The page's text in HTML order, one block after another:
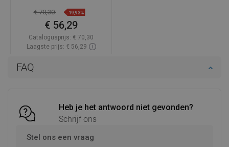
FAQ
Heb je het antwoord niet gevonden?
Schrijf ons
Stel ons een vraag
€ 70,30 -19,93%
€ 56,29
Catalogusprijs: € 70,30
Laagste prijs: € 56,29